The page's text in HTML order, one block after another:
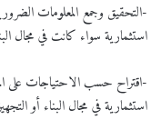
-التحقيق وجمع المعلومات
استثمارية سواء كانت في مجال
-اقتراح حسب الاحتياجات على
استثمارية في مجال البناء أو